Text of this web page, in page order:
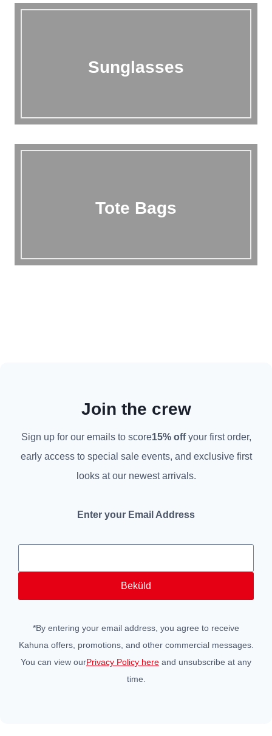
Sunglasses
Tote Bags
Join the crew
Sign up for our emails to score15% off your first order,
early access to special sale events, and exclusive first
looks at our newest arrivals.
Enter your Email Address
Beküld
*By entering your email address, you agree to receive
Kahuna offers, promotions, and other commercial messages.
You can view ourPrivacy Policy here and unsubscribe at any
time.